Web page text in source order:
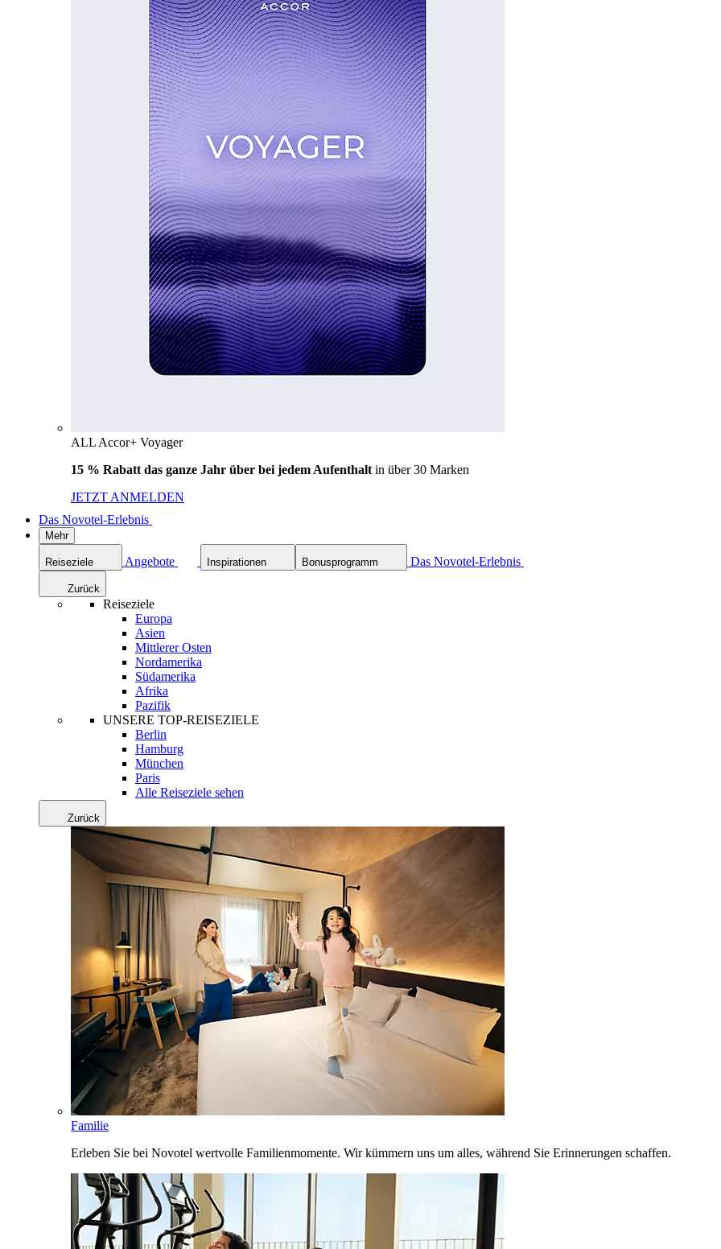
ALL Accor+ Voyager
15 % Rabatt das ganze Jahr über bei jedem Aufenthalt in über 30 Marken
JETZT ANMELDEN
Das Novotel-Erlebnis
Mehr
Reiseziele Angebote Inspirationen Bonusprogramm Das Novotel-Erlebnis
Zurück
Reiseziele
Europa
Asien
Mittlerer Osten
Nordamerika
Südamerika
Afrika
Pazifik
UNSERE TOP-REISEZIELE
Berlin
Hamburg
München
Paris
Alle Reiseziele sehen
Zurück
Familie
Erleben Sie bei Novotel wertvolle Familienmomente. Wir kümmern uns um alles, während Sie Erinnerungen schaffen.